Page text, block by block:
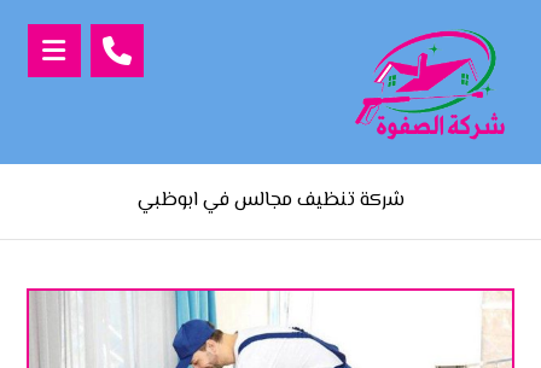
شركة تنظيف مجالس في ابوظبي